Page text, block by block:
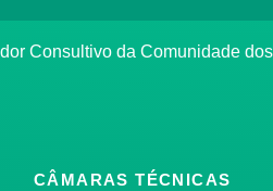
Consultivo da Comunidade
CÂMARAS TÉCNICAS